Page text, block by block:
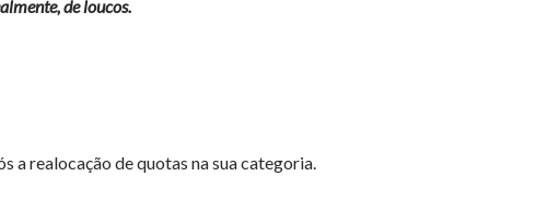
de loucos.
a realocação de quotas na sua categoria.